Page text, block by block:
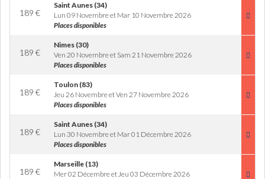
189 €
Saint Aunes (34)
Lun 09 Novembre et Mar 10 Novembre 2026
Places disponibles
189 €
Nimes (30)
Ven 20 Novembre et Sam 21 Novembre 2026
Places disponibles
189 €
Toulon (83)
Jeu 26 Novembre et Ven 27 Novembre 2026
Places disponibles
189 €
Saint Aunes (34)
Lun 30 Novembre et Mar 01 Décembre 2026
Places disponibles
189 €
Marseille (13)
Mer 02 Décembre et Jeu 03 Décembre 2026